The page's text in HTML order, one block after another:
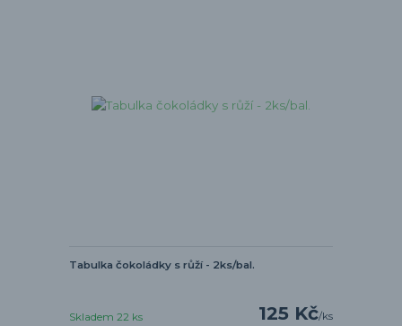
Tabulka čokoládky s růží - 2ks/bal.
125 Kč/ks
Skladem 22 ks